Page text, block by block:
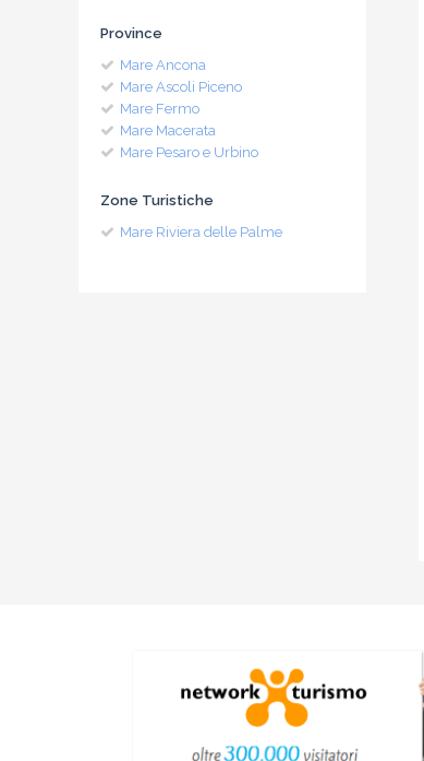
Province
Mare Ancona
Mare Ascoli Piceno
Mare Fermo
Mare Macerata
Mare Pesaro e Urbino
Zone Turistiche
Mare Riviera delle Palme